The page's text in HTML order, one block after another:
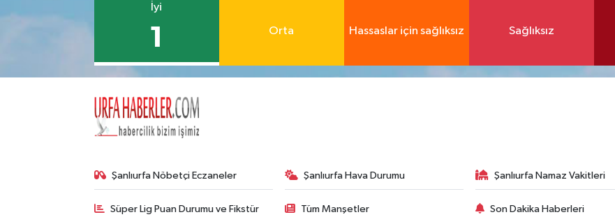
İyi
1 Orta Hassaslar için sağlıksız Sağlıksız
Şanlıurfa Nöbetçi Eczaneler Şanlıurfa Hava Durumu Şanlıurfa Namaz Vakitleri
Süper Lig Puan Durumu ve Fikstür Tüm Manşetler Son Dakika Haberleri